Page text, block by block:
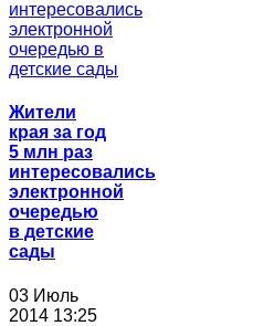
Жители
края за год
5 млн раз
интересовались
электронной
очередью
в детские
сады
03 Июль
2014 13:25